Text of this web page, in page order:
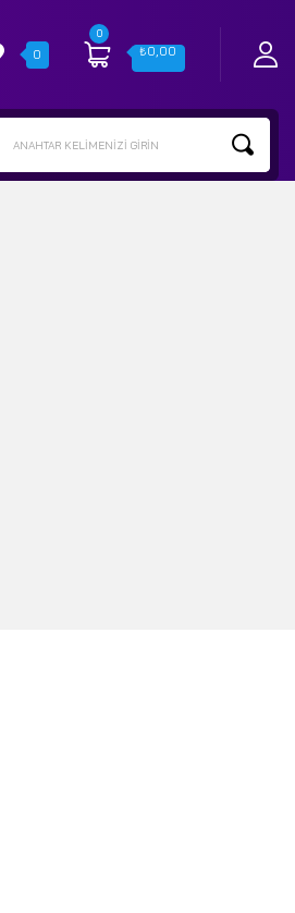
0
0
₺0,00
ANAHTAR KELIMENIZI GIRIN